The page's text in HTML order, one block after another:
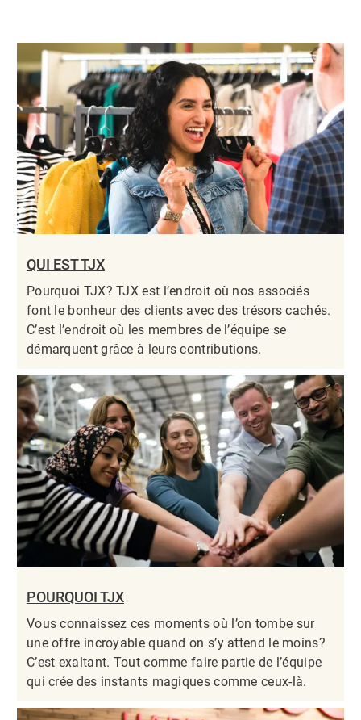
QUI EST TJX
Pourquoi TJX? TJX est l’endroit où nos associés
font le bonheur des clients avec des trésors cachés.
C’est l’endroit où les membres de l’équipe se
démarquent grâce à leurs contributions.​​​​​​​
POURQUOI TJX
Vous connaissez ces moments où l’on tombe sur
une offre incroyable quand on s’y attend le moins?
C’est exaltant. Tout comme faire partie de l’équipe
qui crée des instants magiques comme ceux-là.​​​​​​​